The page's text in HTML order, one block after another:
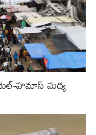
హమాస్ మధ్య